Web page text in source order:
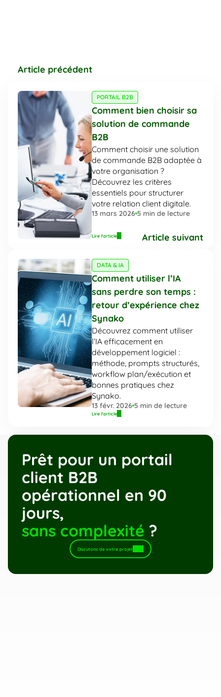
Article précédent
PORTAIL B2B
Comment bien choisir sa
solution de commande
B2B
Comment choisir une solution
de commande B2B adaptée à
votre organisation ?
Découvrez les critères
essentiels pour structurer
votre relation client digitale.
13 mars 2026 5 min de lecture
Lire l'article Article suivant
DATA & IA
Comment utiliser l’IA
sans perdre son temps :
retour d’expérience chez
Synako
Découvrez comment utiliser
l’IA efficacement en
développement logiciel :
méthode, prompts structurés,
workflow plan/exécution et
bonnes pratiques chez
Synako.
13 févr. 2026 5 min de lecture
Lire l'article
Prêt pour un portail
client B2B
opérationnel en 90
jours,
sans complexité ?
Discutons de votre projet